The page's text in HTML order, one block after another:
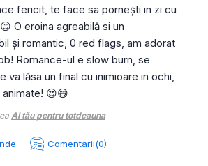
fericit, te face sa pornești in zi cu
O eroina agreabilă si un
și romantic, 0 red flags, am adorat
Romance-ul e slow burn, se
va lăsa un final cu inimioare in ochi,
😍😅
Al tău pentru totdeauna
Comentarii(0)